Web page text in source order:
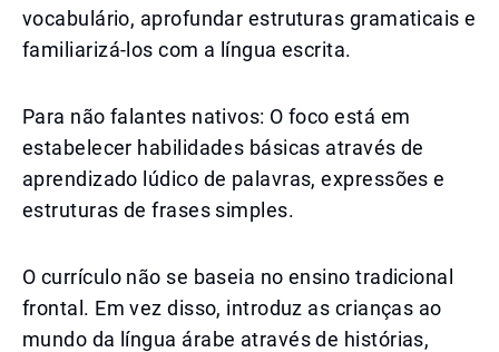
vocabulário, aprofundar estruturas gramaticais e
familiarizá-los com a língua escrita.
Para não falantes nativos: O foco está em
estabelecer habilidades básicas através de
aprendizado lúdico de palavras, expressões e
estruturas de frases simples.
O currículo não se baseia no ensino tradicional
frontal. Em vez disso, introduz as crianças ao
mundo da língua árabe através de histórias,